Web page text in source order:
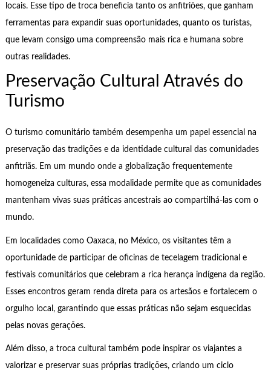
locais. Esse tipo de troca beneficia tanto os anfitriões, que ganham
ferramentas para expandir suas oportunidades, quanto os turistas,
que levam consigo uma compreensão mais rica e humana sobre
outras realidades.
Preservação Cultural Através do
Turismo
O turismo comunitário também desempenha um papel essencial na
preservação das tradições e da identidade cultural das comunidades
anfitriãs. Em um mundo onde a globalização frequentemente
homogeneiza culturas, essa modalidade permite que as comunidades
mantenham vivas suas práticas ancestrais ao compartilhá-las com o
mundo.
Em localidades como Oaxaca, no México, os visitantes têm a
oportunidade de participar de oficinas de tecelagem tradicional e
festivais comunitários que celebram a rica herança indígena da região.
Esses encontros geram renda direta para os artesãos e fortalecem o
orgulho local, garantindo que essas práticas não sejam esquecidas
pelas novas gerações.
Além disso, a troca cultural também pode inspirar os viajantes a
valorizar e preservar suas próprias tradições, criando um ciclo